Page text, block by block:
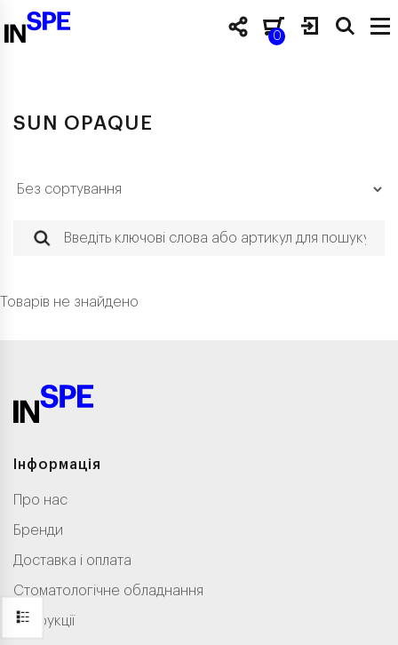
0
SUN OPAQUE
Товарів не знайдено
Інформація
Про нас
Бренди
Доставка і оплата
Стоматологічне обладнання
Інструкції